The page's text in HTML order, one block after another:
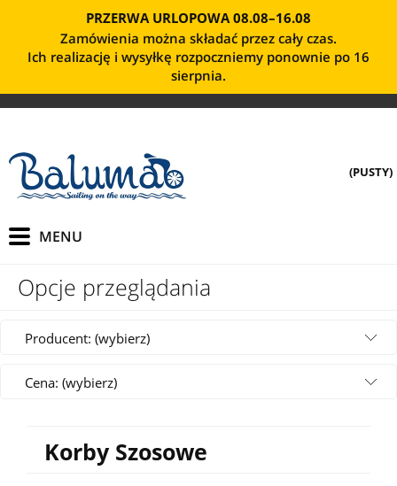
PRZERWA URLOPOWA 08.08–16.08
Zamówienia można składać przez cały czas.
Ich realizację i wysyłkę rozpoczniemy ponownie po 16
sierpnia.
(PUSTY)
Opcje przeglądania
Producent: (wybierz)
Cena: (wybierz)
Korby Szosowe